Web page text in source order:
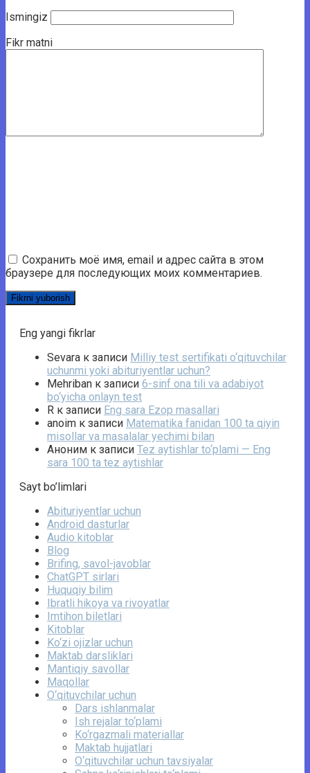
Ismingiz
Fikr matni
Сохранить моё имя, email и адрес сайта в этом
браузере для последующих моих комментариев.
Eng yangi fikrlar
Sevara к записи Milliy test sertifikati o‘qituvchilar
uchunmi yoki abituriyentlar uchun?
Mehriban к записи 6-sinf ona tili va adabiyot
bo‘yicha onlayn test
R к записи Eng sara Ezop masallari
anoim к записи Matematika fanidan 100 ta qiyin
misollar va masalalar yechimi bilan
Аноним к записи Tez aytishlar to‘plami — Eng
sara 100 ta tez aytishlar
Sayt bo’limlari
Abituriyentlar uchun
Android dasturlar
Audio kitoblar
Blog
Brifing, savol-javoblar
ChatGPT sirlari
Huquqiy bilim
Ibratli hikoya va rivoyatlar
Imtihon biletlari
Kitoblar
Ko‘zi ojizlar uchun
Maktab darsliklari
Mantiqiy savollar
Maqollar
O‘qituvchilar uchun
Dars ishlanmalar
Ish rejalar to‘plami
Ko‘rgazmali materiallar
Maktab hujjatlari
O‘qituvchilar uchun tavsiyalar